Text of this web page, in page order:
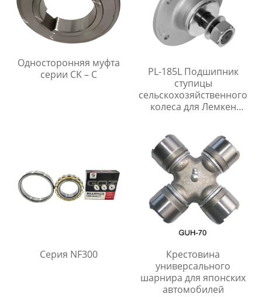
Односторонняя муфта
серии CK – C
PL-185L Подшипник
ступицы
сельскохозяйственного
колеса для Лемкен
Серия NF300
Крестовина
универсального
шарнира для японских
автомобилей